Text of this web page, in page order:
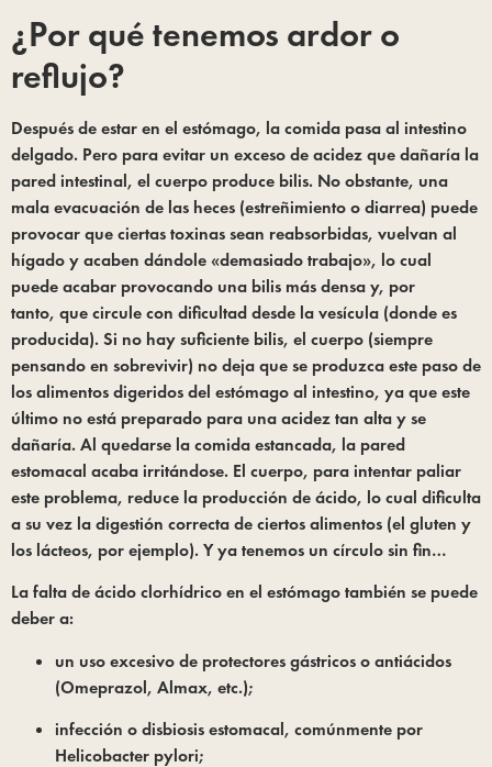
¿Por qué tenemos ardor o
reflujo?
Después de estar en el estómago, la comida pasa al intestino
delgado. Pero para evitar un exceso de acidez que dañaría la
pared intestinal, el cuerpo produce bilis. No obstante, una
mala evacuación de las heces (estreñimiento o diarrea) puede
provocar que ciertas toxinas sean reabsorbidas, vuelvan al
hígado y acaben dándole «demasiado trabajo», lo cual
puede acabar provocando una bilis más densa y, por
tanto, que circule con dificultad desde la vesícula (donde es
producida). Si no hay suficiente bilis, el cuerpo (siempre
pensando en sobrevivir) no deja que se produzca este paso de
los alimentos digeridos del estómago al intestino, ya que este
último no está preparado para una acidez tan alta y se
dañaría. Al quedarse la comida estancada, la pared
estomacal acaba irritándose. El cuerpo, para intentar paliar
este problema, reduce la producción de ácido, lo cual dificulta
a su vez la digestión correcta de ciertos alimentos (el gluten y
los lácteos, por ejemplo). Y ya tenemos un círculo sin fin…
La falta de ácido clorhídrico en el estómago también se puede
deber a:
un uso excesivo de protectores gástricos o antiácidos
(Omeprazol, Almax, etc.);
infección o disbiosis estomacal, comúnmente por
Helicobacter pylori;